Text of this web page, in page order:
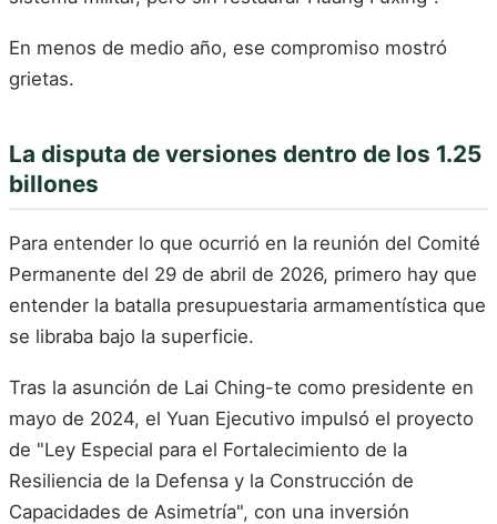
En menos de medio año, ese compromiso mostró
grietas.
La disputa de versiones dentro de los 1.25
billones
Para entender lo que ocurrió en la reunión del Comité
Permanente del 29 de abril de 2026, primero hay que
entender la batalla presupuestaria armamentística que
se libraba bajo la superficie.
Tras la asunción de Lai Ching-te como presidente en
mayo de 2024, el Yuan Ejecutivo impulsó el proyecto
de "Ley Especial para el Fortalecimiento de la
Resiliencia de la Defensa y la Construcción de
Capacidades de Asimetría", con una inversión